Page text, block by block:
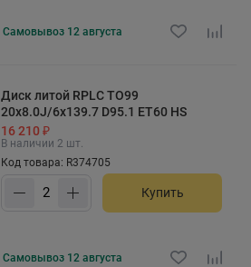
Самовывоз 12 августа
Диск литой RPLC TO99
20x8.0J/6x139.7 D95.1 ET60 HS
16 210 ₽
В наличии 2 шт.
Код товара: R374705
Купить
Самовывоз 12 августа